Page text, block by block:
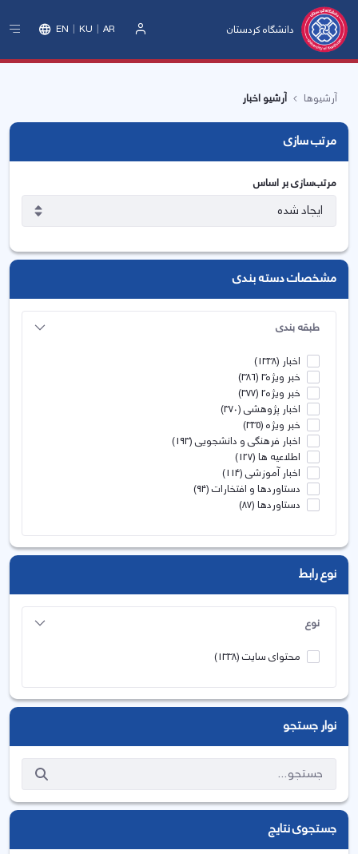
دانشگاه کردستان EN KU AR
آرشیوها آرشیو اخبار
مرتب سازی
مرتب‌سازی بر اساس
مشخصات دسته بندی
طبقه بندی
اخبار (1338)
خبر ویژه3 (386)
خبر ویژه2 (377)
اخبار پژوهشی(370)
خبر ویژه(335)
اخبار فرهنگی و دانشجویی(193)
اطلاعیه ها(127)
اخبار آموزشی(114)
دستاوردها و افتخارات(94)
دستاوردها(87)
نوع رابط
نوع
محتوای سایت(1338)
نوار جستجو
جستجوی نتایج